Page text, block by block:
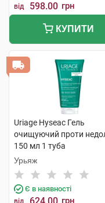
від 598.00 грн
КУПИТИ
Uriage Hyseac Гель
очищуючий проти
150 мл 1 туба
Урьяж
Є в наявності
від грн